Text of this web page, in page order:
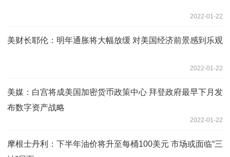
2022-01-22
美财长耶伦：明年通胀将大幅放缓 对美国经济前景感到乐观
2022-01-22
美媒：白宫将成美国加密货币政策中心 拜登政府最早下月发
布数字资产战略
2022-01-22
摩根士丹利：下半年油价将升至每桶100美元 市场或面临“三